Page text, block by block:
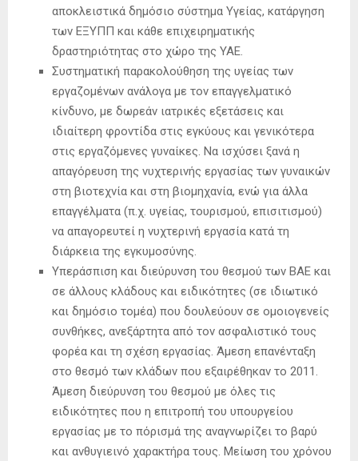
αποκλειστικά δημόσιο σύστημα Υγείας, κατάργηση
των ΕΞΥΠΠ και κάθε επιχειρηματικής
δραστηριότητας στο χώρο της ΥΑΕ.
Συστηματική παρακολούθηση της υγείας των
εργαζομένων ανάλογα με τον επαγγελματικό
κίνδυνο, με δωρεάν ιατρικές εξετάσεις και
ιδιαίτερη φροντίδα στις εγκύους και γενικότερα
στις εργαζόμενες γυναίκες. Να ισχύσει ξανά η
απαγόρευση της νυχτερινής εργασίας των γυναικών
στη βιοτεχνία και στη βιομηχανία, ενώ για άλλα
επαγγέλματα (π.χ. υγείας, τουρισμού, επισιτισμού)
να απαγορευτεί η νυχτερινή εργασία κατά τη
διάρκεια της εγκυμοσύνης.
Υπεράσπιση και διεύρυνση του θεσμού των ΒΑΕ και
σε άλλους κλάδους και ειδικότητες (σε ιδιωτικό
και δημόσιο τομέα) που δουλεύουν σε ομοιογενείς
συνθήκες, ανεξάρτητα από τον ασφαλιστικό τους
φορέα και τη σχέση εργασίας. Άμεση επανένταξη
στο θεσμό των κλάδων που εξαιρέθηκαν το 2011.
Άμεση διεύρυνση του θεσμού με όλες τις
ειδικότητες που η επιτροπή του υπουργείου
εργασίας με το πόρισμά της αναγνωρίζει το βαρύ
και ανθυγιεινό χαρακτήρα τους. Μείωση του χρόνου